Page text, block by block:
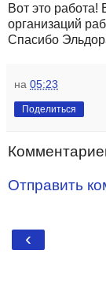
Вот это
организаций
Спасибо
на 05:23
Поделиться
Отправить
‹